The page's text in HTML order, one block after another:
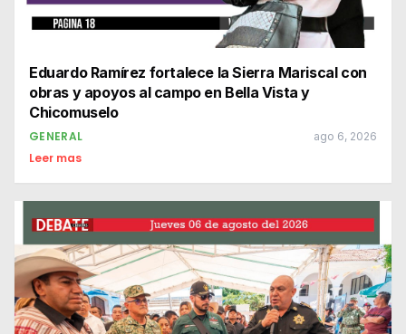
Eduardo Ramírez fortalece la Sierra Mariscal con
obras y apoyos al campo en Bella Vista y
Chicomuselo
GENERAL ago 6, 2026
Leer mas